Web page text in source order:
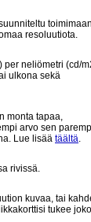
toimimaan
resoluutiota.
per neliömetri (cd/
ulkona sekä
monta tapaa,
arvo sen
Lue lisää täältä.
rivissä.
kuvaa, tai
tukee joko